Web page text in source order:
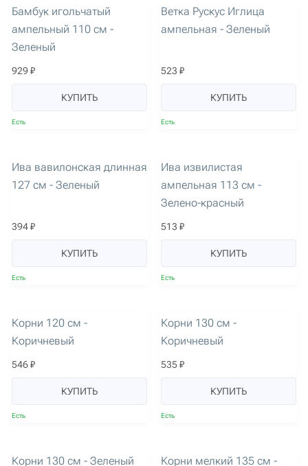
Бамбук игольчатый
ампельный 110 см -
Зеленый
929 ₽
КУПИТЬ
Есть
Ветка Рускус Иглица
ампельная - Зеленый
523 ₽
КУПИТЬ
Есть
Ива вавилонская длинная
127 см - Зеленый
394 ₽
КУПИТЬ
Есть
Ива извилистая
ампельная 113 см -
Зелено-красный
513 ₽
КУПИТЬ
Есть
Корни 120 см -
Коричневый
546 ₽
КУПИТЬ
Есть
Корни 130 см -
Коричневый
535 ₽
КУПИТЬ
Есть
Корни 130 см - Зеленый Корни мелкий 135 см -